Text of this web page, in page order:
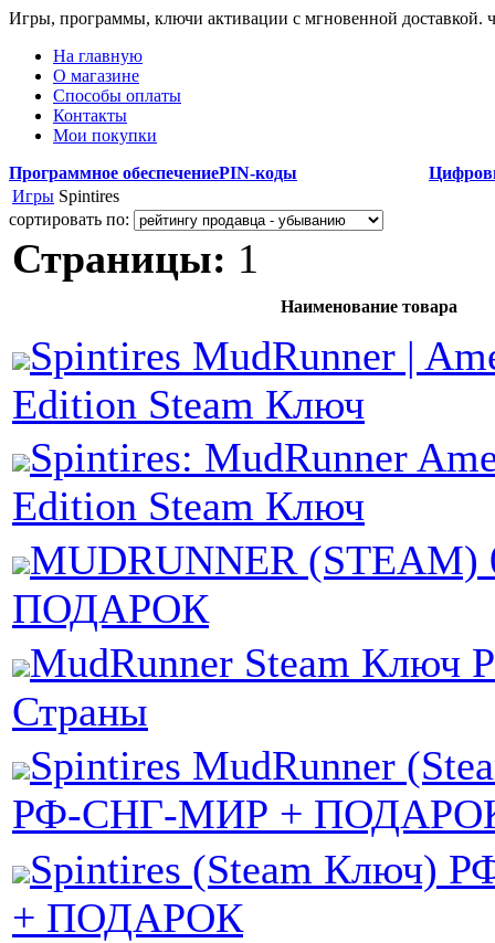
Игры, программы, ключи активации с мгновенной доставкой.
На главную
О магазине
Способы оплаты
Контакты
Мои покупки
Программное обеспечениеPIN-коды
Игры Spintires
сортировать по:
Страницы: 1
Наименование товара
Spintires MudRunner |
Edition Steam Ключ
Spintires: MudRunner
Edition Steam Ключ
MUDRUNNER (STEAM)
ПОДАРОК
MudRunner Steam Ключ
Страны
Spintires MudRunner
РФ-СНГ-МИР +
Spintires (Steam Ключ)
+ ПОДАРОК